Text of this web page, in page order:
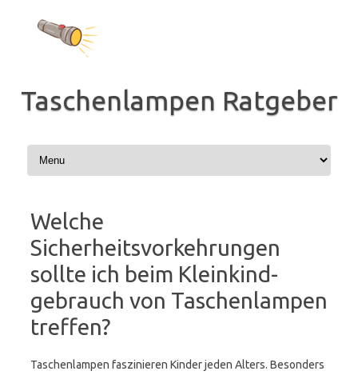
springen
Taschenlampen Ratgeber
Welche
Sicherheitsvorkehrungen
sollte ich beim Kleinkind-
gebrauch von Taschenlampen
treffen?
Taschenlampen faszinieren Kinder jeden Alters. Besonders